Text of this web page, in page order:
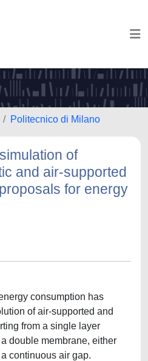
Politecnico di Milano
of
and air-supported
for energy
consumption has
of air-supported and
from a single layer
double membrane, either
continuous air gap.